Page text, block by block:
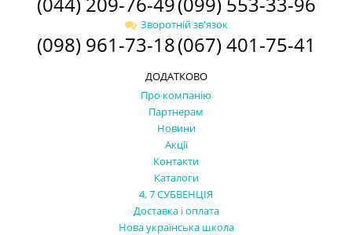
Зворотній зв'язок
(098) 961-73-18(067) 401-75-41
ДОДАТКОВО
Про компанію
Партнерам
Новини
Акції
Контакти
Каталоги
4, 7 СУБВЕНЦІЯ
Доставка і оплата
Нова українська школа